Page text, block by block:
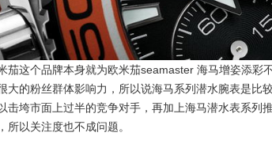
茄这个品牌本身就为欧米茄seamaster 海马增姿添彩
大的粉丝群体影响力，所以说海马系列潜水腕表是比
击垮市面上过半的竞争对手，再加上海马潜水表系列
所以关注度也不成问题。